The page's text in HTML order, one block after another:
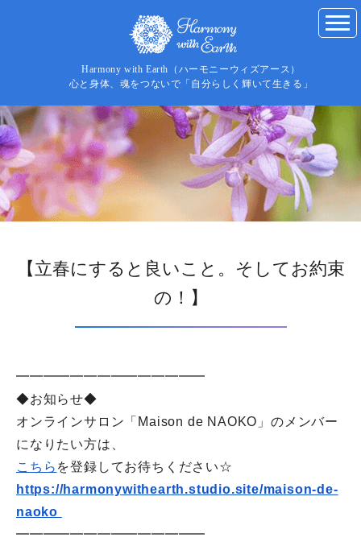
Harmony with Earth（ハーモニーウィズアース）
心と身体、魂をつないで「自分らしく輝いて生きる」
【立春にすると良いこと。そしてお約束
の！】
━━━━━━━━━━━━━━
◆お知らせ◆
オンラインサロン「Maison de NAOKO」のメンバー
になりたい方は、
こちら を登録してお待ちください☆
https://harmonywithearth.studio.site/maison-de-
naoko
━━━━━━━━━━━━━━